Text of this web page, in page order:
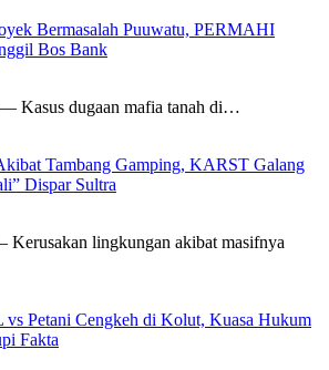
Bermasalah Puuwatu, PERMAHI
Bos Bank
Kasus dugaan mafia tanah di…
Tambang Gamping, KARST Galang
Dispar Sultra
Kerusakan lingkungan akibat masifnya
Petani Cengkeh di Kolut, Kuasa Hukum
Fakta